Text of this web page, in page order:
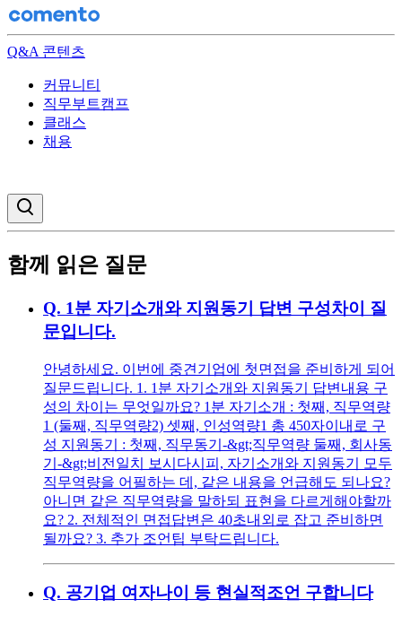
Q&A 콘텐츠
커뮤니티
직무부트캠프
클래스
채용
함께 읽은 질문
Q. 1분 자기소개와 지원동기 답변 구성차이 질
문입니다.
안녕하세요. 이번에 중견기업에 첫면접을 준비하게 되어
질문드립니다. 1. 1분 자기소개와 지원동기 답변내용 구
성의 차이는 무엇일까요? 1분 자기소개 : 첫째, 직무역량
1 (둘째, 직무역량2) 셋째, 인성역량1 총 450자이내로 구
성 지원동기 : 첫째, 직무동기-&gt;직무역량 둘째, 회사동
기-&gt;비전일치 보시다시피, 자기소개와 지원동기 모두
직무역량을 어필하는 데, 같은 내용을 언급해도 되나요?
아니면 같은 직무역량을 말하되 표현을 다르게해야할까
요? 2. 전체적인 면접답변은 40초내외로 잡고 준비하면
될까요? 3. 추가 조언팁 부탁드립니다.
Q. 공기업 여자나이 등 현실적조언 구합니다